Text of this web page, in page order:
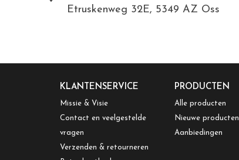
Etruskenweg 32E, 5349 AZ Oss
KLANTENSERVICE
Missie & Visie
Contact en veelgestelde
vragen
Verzenden & retourneren
PRODUCTEN
Alle producten
Nieuwe producten
Aanbiedingen